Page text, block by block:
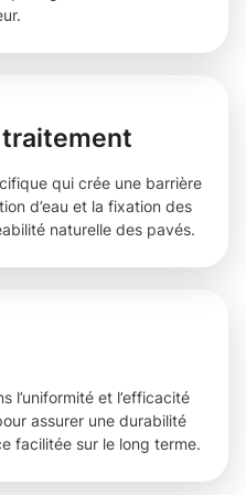
qui crée une barrière
d’eau et la fixation des
naturelle des pavés.
l’uniformité et l’efficacité
assurer une durabilité
facilitée sur le long terme.